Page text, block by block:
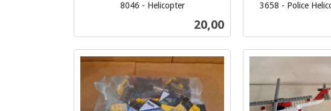
8046 - Helicopter
Pris
20,00
Kjøp
3658 - Police